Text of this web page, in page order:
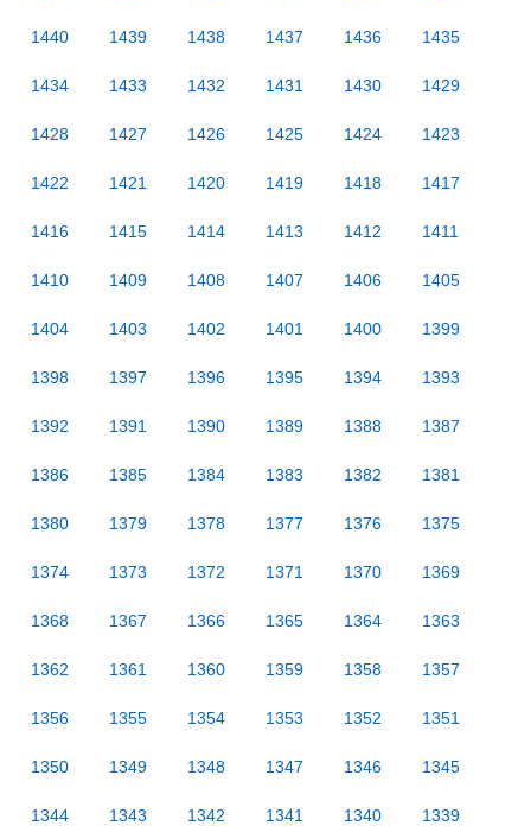
1440 1439 1438 1437 1436 1435
1434 1433 1432 1431 1430 1429
1428 1427 1426 1425 1424 1423
1422 1421 1420 1419 1418 1417
1416 1415 1414 1413 1412 1411
1410 1409 1408 1407 1406 1405
1404 1403 1402 1401 1400 1399
1398 1397 1396 1395 1394 1393
1392 1391 1390 1389 1388 1387
1386 1385 1384 1383 1382 1381
1380 1379 1378 1377 1376 1375
1374 1373 1372 1371 1370 1369
1368 1367 1366 1365 1364 1363
1362 1361 1360 1359 1358 1357
1356 1355 1354 1353 1352 1351
1350 1349 1348 1347 1346 1345
1344 1343 1342 1341 1340 1339